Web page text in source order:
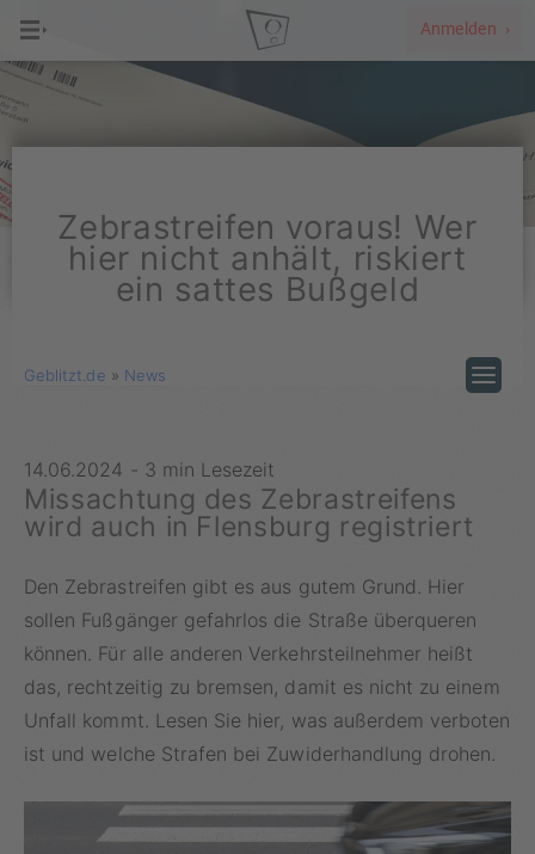
Anmelden ›
Zebrastreifen voraus! Wer
hier nicht anhält, riskiert
ein sattes Bußgeld
Geblitzt.de » News
14.06.2024 - 3 min Lesezeit
Missachtung des Zebrastreifens
wird auch in Flensburg registriert
Den Zebrastreifen gibt es aus gutem Grund. Hier
sollen Fußgänger gefahrlos die Straße überqueren
können. Für alle anderen Verkehrsteilnehmer heißt
das, rechtzeitig zu bremsen, damit es nicht zu einem
Unfall kommt. Lesen Sie hier, was außerdem verboten
ist und welche Strafen bei Zuwiderhandlung drohen.